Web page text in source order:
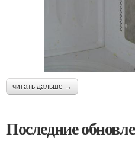
читать дальше →
Последние